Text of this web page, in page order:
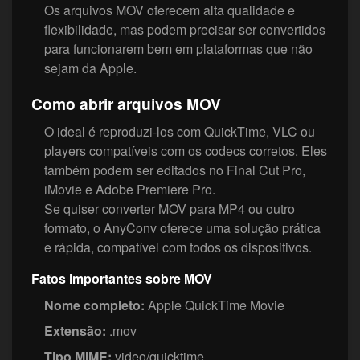
Os arquivos MOV oferecem alta qualidade e
flexibilidade, mas podem precisar ser convertidos
para funcionarem bem em plataformas que não
sejam da Apple.
Como abrir arquivos MOV
O ideal é reproduzi-los com QuickTime, VLC ou
players compatíveis com os codecs corretos. Eles
também podem ser editados no Final Cut Pro,
iMovie e Adobe Premiere Pro.
Se quiser converter MOV para MP4 ou outro
formato, o AnyConv oferece uma solução prática
e rápida, compatível com todos os dispositivos.
Fatos importantes sobre MOV
Nome completo: Apple QuickTime Movie
Extensão: .mov